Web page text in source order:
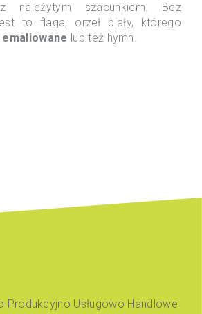
należytym szacunkiem. Bez
to flaga, orzeł biały, którego
emaliowane lub też hymn.
Produkcyjno Usługowo Handlowe